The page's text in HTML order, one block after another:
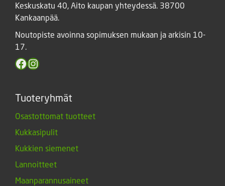
Keskuskatu 40, Aito kaupan yhteydessä. 38700
Kankaanpää.
Noutopiste avoinna sopimuksen mukaan ja arkisin 10-
17.
Facebook
Instagram
Tuoteryhmät
Osastottomat tuotteet
Kukkasipulit
Kukkien siemenet
Lannoitteet
Maanparannusaineet